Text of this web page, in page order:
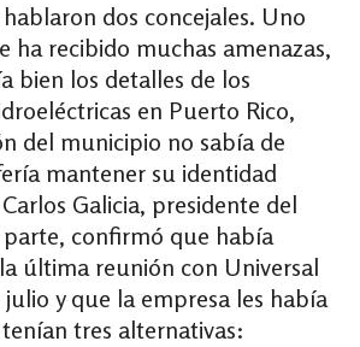
dos concejales. Uno
ha recibido muchas amenazas,
bien los detalles de los
en Puerto Rico,
del municipio no sabía de
mantener su identidad
Galicia, presidente del
confirmó que había
última reunión con Universal
julio y que la empresa les había
tres alternativas: